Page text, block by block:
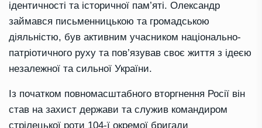
ідентичності та історичної пам’яті. Олександр
займався письменницькою та громадською
діяльністю, був активним учасником національно-
патріотичного руху та пов’язував своє життя з ідеєю
незалежної та сильної України.
Із початком повномасштабного вторгнення Росії він
став на захист держави та служив командиром
стрілецької роти 104-ї окремої бригади